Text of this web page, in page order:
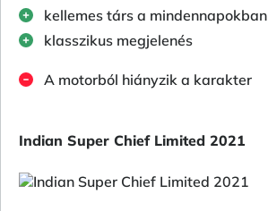
kellemes társ a mindennapokban
klasszikus megjelenés
A motorból hiányzik a karakter
Indian Super Chief Limited 2021